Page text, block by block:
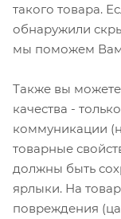
такого товара.
обнаружили
мы поможем
Также вы
качества -
коммуникации
товарные
должны быть
ярлыки. На
повреждения